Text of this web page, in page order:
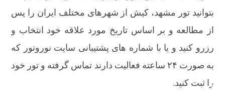
بتوانید تور مشهد، کیش از شهرهای مختلف ایران را پس
از مطالعه و بر اساس تاریخ مورد علاقه خود انتخاب و
رزرو کنید و یا با شماره های پشتیبانی سایت نوروتور که
به صورت ۲۴ ساعته فعالیت دارند تماس گرفته و تور خود
را ثبت کنید.